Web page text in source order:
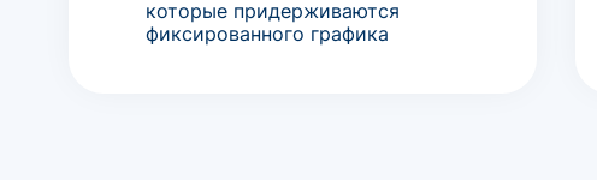
которые придерживаются
фиксированного графика